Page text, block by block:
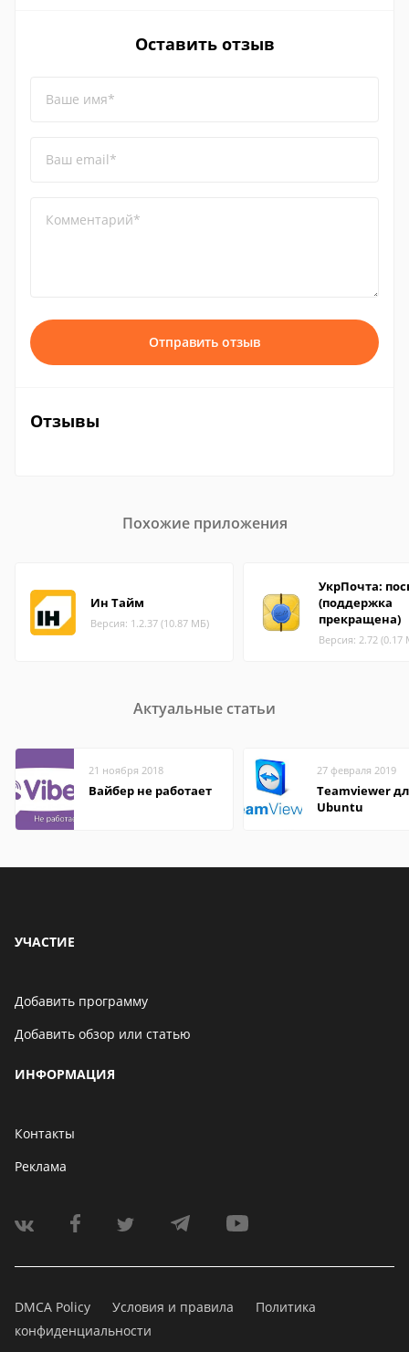
Оставить отзыв
Ваше имя*
Ваш email*
Комментарий*
Отправить отзыв
Отзывы
Похожие приложения
Ин Тайм
Версия: 1.2.37 (10.87 МБ)
УкрПочта:
(поддержка
прекращена)
Версия: 2.72 (0.17
Актуальные статьи
21 ноября 2018
Вайбер не работает
27 февраля 2019
Teamviewer
Ubuntu
УЧАСТИЕ
Добавить программу
Добавить обзор или статью
ИНФОРМАЦИЯ
Контакты
Реклама
DMCA Policy Условия и правила
Политика
конфиденциальности